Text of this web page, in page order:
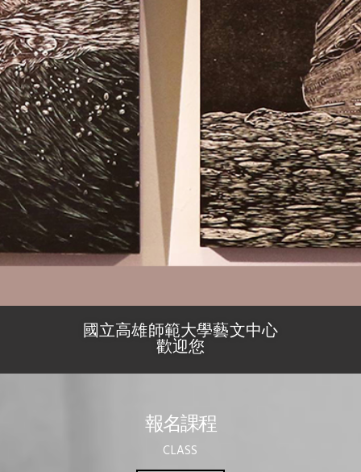
國立高雄師範大學藝文中心
歡迎您
報名課程
CLASS